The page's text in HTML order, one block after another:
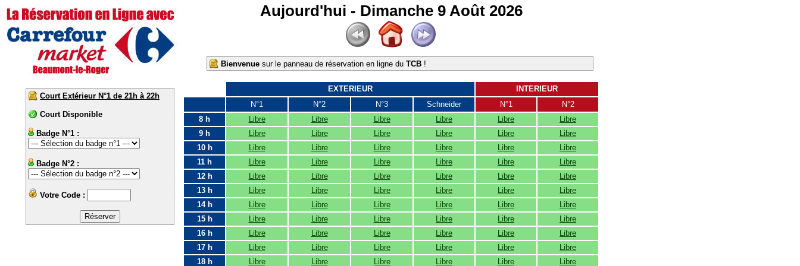
Aujourd'hui - Dimanche 9 Août 2026
Bienvenue sur le panneau de réservation en ligne du TCB !
Court Extérieur N°1 de 21h à 22h
Court Disponible
Badge N°1 :
Badge N°2 :
Votre Code :
EXTERIEUR
INTERIEUR
N°1
N°2 N°3 Schneider N°1
N°2
8 h
Libre Libre Libre Libre Libre
Libre
9 h
Libre Libre Libre Libre Libre
Libre
10 h
Libre Libre Libre Libre Libre
Libre
11 h
Libre Libre Libre Libre Libre
Libre
12 h
Libre Libre Libre Libre Libre
Libre
13 h
Libre Libre Libre Libre Libre
Libre
14 h
Libre Libre Libre Libre Libre
Libre
15 h
Libre Libre Libre Libre Libre
Libre
16 h
Libre Libre Libre Libre Libre
Libre
17 h
Libre Libre Libre Libre Libre
Libre
18 h
Libre Libre Libre Libre Libre
Libre